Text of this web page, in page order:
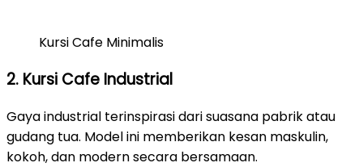
Kursi Cafe Minimalis
2. Kursi Cafe Industrial
Gaya industrial terinspirasi dari suasana pabrik atau
gudang tua. Model ini memberikan kesan maskulin,
kokoh, dan modern secara bersamaan.